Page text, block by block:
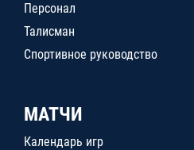
Персонал
Талисман
Спортивное руководство
МАТЧИ
Календарь игр